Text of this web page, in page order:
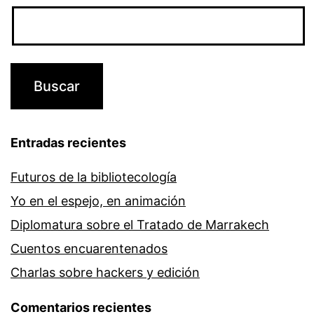
Entradas recientes
Futuros de la bibliotecología
Yo en el espejo, en animación
Diplomatura sobre el Tratado de Marrakech
Cuentos encuarentenados
Charlas sobre hackers y edición
Comentarios recientes